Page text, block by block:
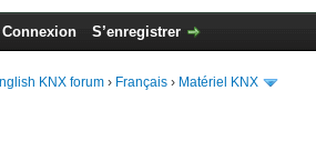
Connexion S’enregistrer
KNX forum › Français › Matériel KNX